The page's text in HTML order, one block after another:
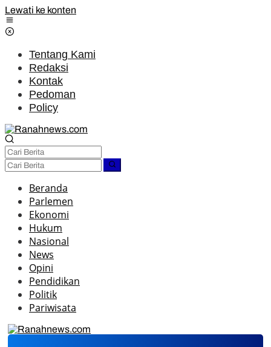
Lewati ke konten
Tentang Kami
Redaksi
Kontak
Pedoman
Policy
Beranda
Parlemen
Ekonomi
Hukum
Nasional
News
Opini
Pendidikan
Politik
Pariwisata